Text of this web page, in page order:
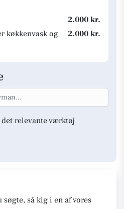
2.000 kr.
køkkenvask og
2.000 kr.
relevante værktøj
så kig i en af vores